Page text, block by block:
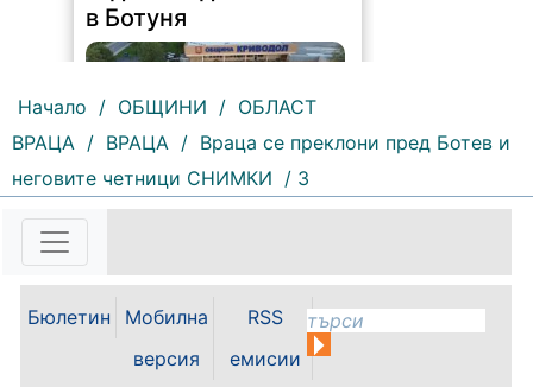
в Ботуня
163 | 2026-08-07 11:30:54
ВРАЦА 3060 гр. Криводол, ул.
„Освобождение” № 13, тел.
09117/20-45, e-mail:
krivodol@mbox.is-bg.net ОБЯВА
На основание чл. 8, ал. 4,
чл. 14, ал. 7 от ЗОС; чл. 92, ал. 1...
Начало / ОБЩИНИ / ОБЛАСТ
ВРАЦА / ВРАЦА / Враца се преклони пред Ботев и
неговите четници СНИМКИ / 3
Бюлетин
Мобилна
версия
RSS
емисии